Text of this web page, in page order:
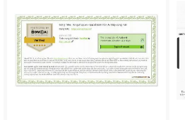
Hệ thống bơm nguyên liệu của
êm ái mà còn đảm bảo áp lực
nguyên liệu chảy đều và liên
đó đảm bảo hương vị đồ uống
Không xảy ra tình trạng nguyên
động liên tục
Không cần đợi lâu cho lần lấy